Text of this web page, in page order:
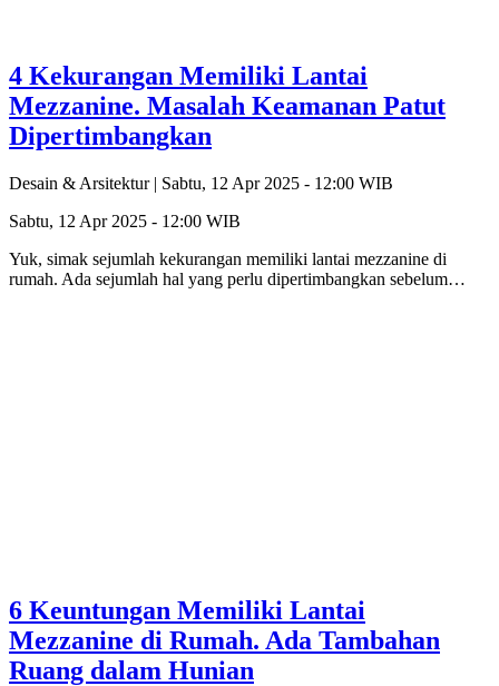
4 Kekurangan Memiliki Lantai
Mezzanine. Masalah Keamanan Patut
Dipertimbangkan
Desain & Arsitektur | Sabtu, 12 Apr 2025 - 12:00 WIB
Sabtu, 12 Apr 2025 - 12:00 WIB
Yuk, simak sejumlah kekurangan memiliki lantai mezzanine di
rumah. Ada sejumlah hal yang perlu dipertimbangkan sebelum…
6 Keuntungan Memiliki Lantai
Mezzanine di Rumah. Ada Tambahan
Ruang dalam Hunian